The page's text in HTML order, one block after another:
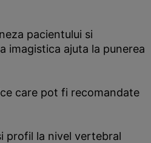
pacientului si
imagistica ajuta la punerea
care pot fi recomandate
profil la nivel vertebral